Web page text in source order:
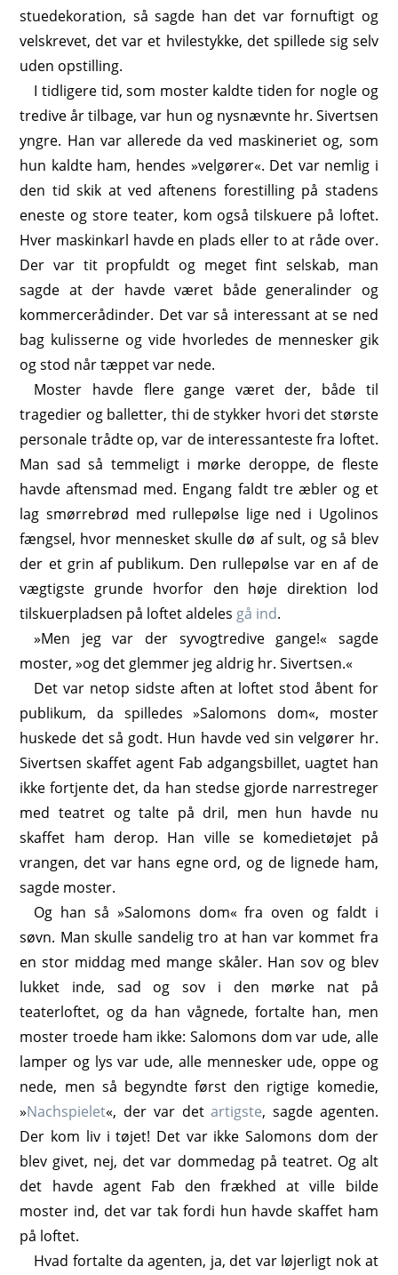
stuedekoration, så sagde han det var fornuftigt og
velskrevet, det var et hvilestykke, det spillede sig selv
uden opstilling.
I tidligere tid, som moster kaldte tiden for nogle og
tredive år tilbage, var hun og nysnævnte hr. Sivertsen
yngre. Han var allerede da ved maskineriet og, som
hun kaldte ham, hendes »velgører«. Det var nemlig i
den tid skik at ved aftenens forestilling på stadens
eneste og store teater, kom også tilskuere på loftet.
Hver maskinkarl havde en plads eller to at råde over.
Der var tit propfuldt og meget fint selskab, man
sagde at der havde været både generalinder og
kommercerådinder. Det var så interessant at se ned
bag kulisserne og vide hvorledes de mennesker gik
og stod når tæppet var nede.
Moster havde flere gange været der, både til
tragedier og balletter, thi de stykker hvori det største
personale trådte op, var de interessanteste fra loftet.
Man sad så temmeligt i mørke deroppe, de fleste
havde aftensmad med. Engang faldt tre æbler og et
lag smørrebrød med rullepølse lige ned i Ugolinos
fængsel, hvor mennesket skulle dø af sult, og så blev
der et grin af publikum. Den rullepølse var en af de
vægtigste grunde hvorfor den høje direktion lod
tilskuerpladsen på loftet aldeles gå ind.
»Men jeg var der syvogtredive gange!« sagde
moster, »og det glemmer jeg aldrig hr. Sivertsen.«
Det var netop sidste aften at loftet stod åbent for
publikum, da spilledes »Salomons dom«, moster
huskede det så godt. Hun havde ved sin velgører hr.
Sivertsen skaffet agent Fab adgangsbillet, uagtet han
ikke fortjente det, da han stedse gjorde narrestreger
med teatret og talte på dril, men hun havde nu
skaffet ham derop. Han ville se komedietøjet på
vrangen, det var hans egne ord, og de lignede ham,
sagde moster.
Og han så »Salomons dom« fra oven og faldt i
søvn. Man skulle sandelig tro at han var kommet fra
en stor middag med mange skåler. Han sov og blev
lukket inde, sad og sov i den mørke nat på
teaterloftet, og da han vågnede, fortalte han, men
moster troede ham ikke: Salomons dom var ude, alle
lamper og lys var ude, alle mennesker ude, oppe og
nede, men så begyndte først den rigtige komedie,
»Nachspielet«, der var detartigste, sagde agenten.
Der kom liv i tøjet! Det var ikke Salomons dom der
blev givet, nej, det var dommedag på teatret. Og alt
det havde agent Fab den frækhed at ville bilde
moster ind, det var tak fordi hun havde skaffet ham
på loftet.
Hvad fortalte da agenten, ja, det var løjerligt nok at